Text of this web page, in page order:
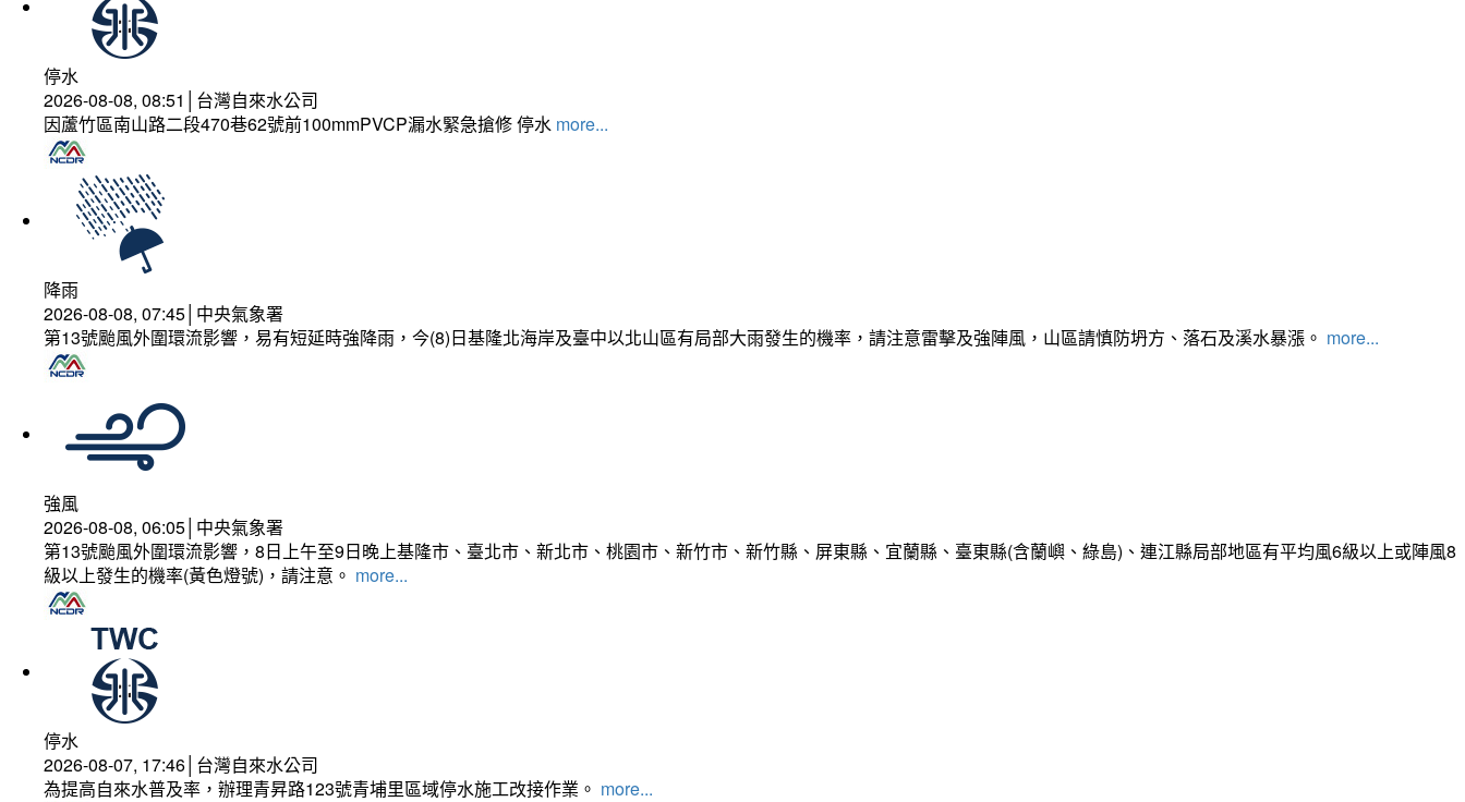
停水
2026-08-08, 08:51│台灣自來水公司
因蘆竹區南山路二段470巷62號前100mmPVCP漏水緊急搶修 停水 more...
降雨
2026-08-08, 07:45│中央氣象署
第13號颱風外圍環流影響，易有短延時強降雨，今(8)日基隆北海岸及臺中以北山區有局部大雨發生的機率，請注意雷擊及強陣風，山區請慎防坍方、落石及溪水暴漲。 more...
強風
2026-08-08, 06:05│中央氣象署
第13號颱風外圍環流影響，8日上午至9日晚上基隆市、臺北市、新北市、桃園市、新竹市、新竹縣、屏東縣、宜蘭縣、臺東縣(含蘭嶼、綠島)、連江縣局部地區有平均風6級以上或陣風8
級以上發生的機率(黃色燈號)，請注意。 more...
停水
2026-08-07, 17:46│台灣自來水公司
為提高自來水普及率，辦理青昇路123號青埔里區域停水施工改接作業。 more...